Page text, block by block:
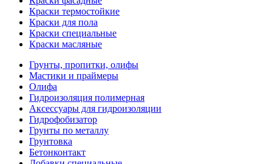
Краски термостойкие
Краски для пола
Краски специальные
Краски масляные
Грунты, пропитки, олифы
Мастики и праймеры
Олифа
Гидроизоляция полимерная
Аксессуары для гидроизоляции
Гидрофобизатор
Грунты по металлу
Грунтовка
Бетонконтакт